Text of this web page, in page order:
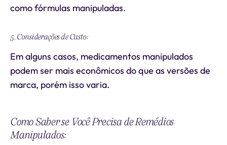
como fórmulas manipuladas.
5. Considerações de Custo:
Em alguns casos, medicamentos manipulados
podem ser mais econômicos do que as versões de
marca, porém isso varia.
Como Saber se Você Precisa de Remédios
Manipulados: